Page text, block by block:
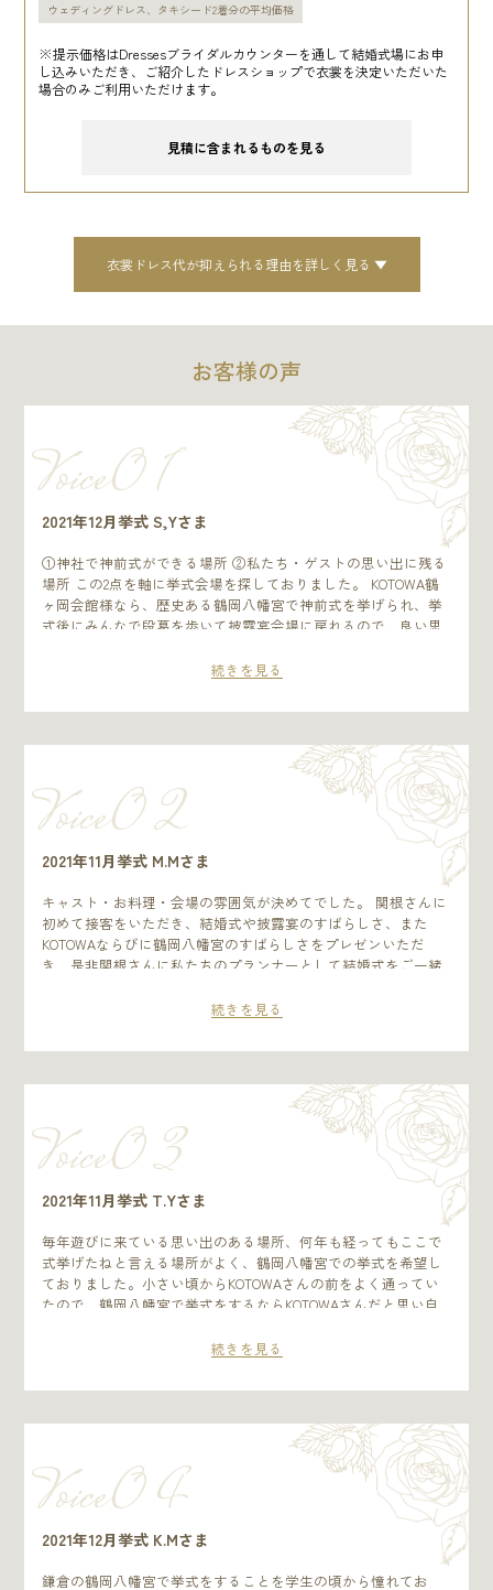
ウェディングドレス、タキシード2着分の平均価格
※提示価格はDressesブライダルカウンターを通して結婚式場にお申
し込みいただき、ご紹介したドレスショップで衣裳を決定いただいた
場合のみご利用いただけます。
見積に含まれるものを見る
衣裳ドレス代が抑えられる理由を詳しく見る
お客様の声
Voice0 1
2021年12月挙式 S,Yさま
①神社で神前式ができる場所 ②私たち・ゲストの思い出に残る
場所 この2点を軸に挙式会場を探しておりました。 KOTOWA鶴
ヶ岡会館様なら、歴史ある鶴岡八幡宮で神前式を挙げられ、挙
式後にみんなで段葛を歩いて披露宴会場に戻れるので、良い思
打ち合わせのたび鎌倉グルメや観光など楽しく過ごすことがで
ました。 私たち・ゲスト共に鎌倉が思い出の地になりまして、
葉(MIZUHA)は天井が低く、和紙を使った照明で暖かいアットホ
ームな雰囲気です。 当日もゲストとの距離が近く、美味しい料
理や素敵な装花に囲まれながら、素晴らしいひとときを過ごす
ことができました。 写真を見返すと笑顔ばかり。 何故か花嫁
の手紙で笑いが起きてしまうハプニングもありつつ(笑)、あっ
という間の披露宴でした。 楽しかった樋口さんとの打ち合わせ
や、当日の思い出を鎌倉に行くたびに振り返れることが本当に
嬉しいです。 人生の節目など鶴岡八幡宮へお参りに行く際、ま
た利用させてもらいたいなと思っております。 ありがとうござ
いました。
続きを見る
Voice0 2
2021年11月挙式 M.Mさま
キャスト・お料理・会場の雰囲気が決めてでした。 関根さんに
初めて接客をいただき、結婚式や披露宴のすばらしさ、また
KOTOWAならびに鶴岡八幡宮のすばらしさをプレゼンいただ
き、是非関根さんに私たちのプランナーとして結婚式をご一緒
ともあり、フレンチの中に和を取り入れて工夫を凝らされてい
理長との打ち合わせもあると伺い、より詳細に味の好みを決め
している中で、洋装の建物は元々候補から外しており、そんな
中KOTOWAの会場は和モダンで細部（照明や椅子）までこだわ
りを感じられた為、非常に気に入りました。 私たちにとって、
関根さん、五味さんともになくてはならない存在となりまし
た。打ち合わせの宿題は必ずと言っていいほどやってこなかっ
た私たちでしたが、関根さん、五味さんのご支援があってとて
も素敵なスマイルを作り上げることができました。私たちの希
望を受け先回りして色々とご支援いただきありがとうございま
した。毎回写真を撮り思い出の写真枚数は100枚を超えていま
す！これもスマイルテーマを考えたからこそ写真に残そうと思
って楽しく撮っていました。当日についてはただただ楽しく過
様のおかげです。当日までにKOTOWAレストランや打ち合わせ
でもキャプテン青山さん始め、様々な方とお話することができ
KOTOWAでスマイルができて、感謝しております。是非この素
晴らしい空間を今後も継続してほしいです。ありがとうござい
ました！ プレ花嫁様へ 準備についてはそれぞれが得意なと
ころを分担することでストレスなくできると思います。私たち
は二人ともやらなさすぎたのでプランナーのお二人にご迷惑を
おかけしましたがそれが結果的に喧嘩もなく楽しく進められた
秘訣です。せっかくの一生に一度の期間なので無理なく楽しく
やることが大事だと思います。
続きを見る
Voice0 3
2021年11月挙式 T.Yさま
毎年遊びに来ている思い出のある場所、何年も経ってもここで
式挙げたねと言える場所がよく、鶴岡八幡宮での挙式を希望し
ておりました。小さい頃からKOTOWAさんの前をよく通ってい
たので、鶴岡八幡宮で挙式をするならKOTOWAさんだと思い自
さんで過去に挙げた方の感想を聞いており、料理がとても美味
のみの親睦会兼食事会を考えているとお伝えし、会場を拝見さ
ています。私達の予算を考慮しながら、プランを考えてくださ
る真摯な姿勢に即決させていただきました。 緊急事態宣言に伴
い延期の連絡をした際、快く対応してくださりありがとうござ
いました。親族のみで打ち合わせを進めていましたが、急遽友
人も呼ぶことになり演出など悩むことがありましたが、担当さ
んがアドバイスしてくださり、安心して進めることができまし
た。テーブルコーディネートとお花を母と一緒に考えたのもい
い思い出になりました。待ちに待った当日はたくさんの方々の
続きを見る
Voice0 4
2021年12月挙式 K.Mさま
鎌倉の鶴岡八幡宮で挙式をすることを学生の頃から憧れてお